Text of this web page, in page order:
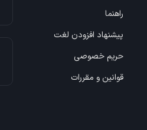
راهنما
پیشنهاد افزودن لغت
حریم خصوصی
قوانین و مقررات